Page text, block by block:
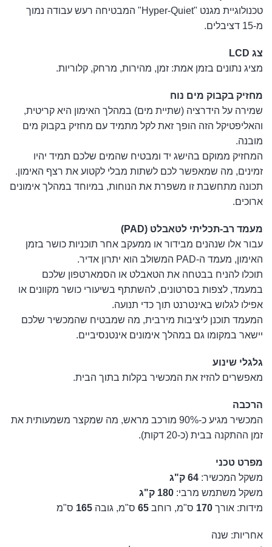
טכנולוגיית מגנט "Hyper-Quiet" המבטיחה רעש עבודה נמוך
מ-15 דציבלים.
צג LCD
מציג נתונים בזמן אמת: זמן, מהירות, מרחק, קלוריות.
מחזיק בקבוק מים נוח
שמירה על הידרציה (שתיית מים) במהלך האימון היא קריטית,
והאליפטיקל הזה הופך זאת לקל מתמיד עם מחזיק בקבוק מים
מובנה.
המחזיק ממוקם בהישג יד ומבטיח שהמים שלכם תמיד יהיו
זמינים, מה שמאפשר לכם לשתות מבלי לקטוע את רצף האימון.
תכונה מתחשבת זו משפרת את הנוחות, במיוחד במהלך אימונים
ארוכים.
מעמד רב-תכליתי לטאבלט (PAD)
עבור אלו שנהנים מבידור או ממעקב אחר תוכניות כושר בזמן
האימון, מעמד ה-PAD המשולב הוא יתרון אדיר.
תוכלו להניח בבטחה את הטאבלט או הסמארטפון שלכם
במעמד, לצפות בסרטונים, להשתתף בשיעורי כושר מקוונים או
אפילו לגלוש באינטרנט תוך כדי תנועה.
המעמד תוכנן ליציבות מירבית, מה שמבטיח שהמכשיר שלכם
יישאר במקומו גם במהלך אימונים אינטנסיביים.
גלגלי שינוע
מאפשרים להזיז את המכשיר בקלות בתוך הבית.
הרכבה
המכשיר מגיע כ-90% מורכב מראש, מה שמקצר משמעותית את
זמן ההתקנה בבית (כ-20 דקות).
מפרט טכני
משקל המכשיר: 64 ק"ג
משקל משתמש מרבי: 180 ק"ג
מידות: אורך 170 ס"מ, רוחב 65 ס"מ, גובה 165 ס"מ
אחריות: שנה